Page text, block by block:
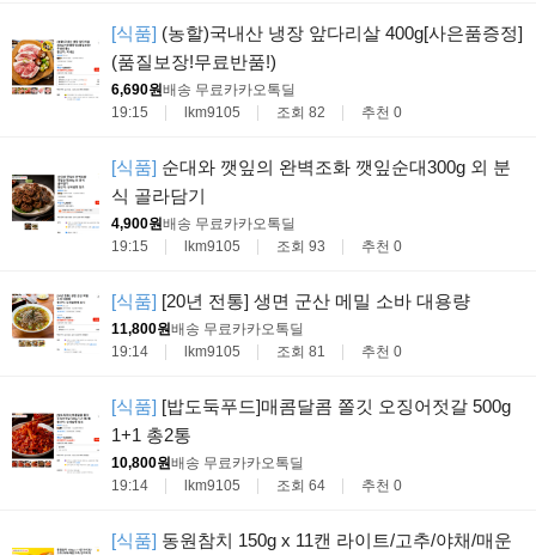
[식품] (농할)국내산 냉장 앞다리살 400g[사은품증정]
(품질보장!무료반품!)
6,690원배송 무료카카오톡딜
19:15
lkm9105 조회 82 추천 0
[식품] 순대와 깻잎의 완벽조화 깻잎순대300g 외 분
식 골라담기
4,900원배송 무료카카오톡딜
19:15
lkm9105 조회 93 추천 0
[식품] [20년 전통] 생면 군산 메밀 소바 대용량
11,800원배송 무료카카오톡딜
19:14
lkm9105 조회 81 추천 0
[식품] [밥도둑푸드]매콤달콤 쫄깃 오징어젓갈 500g
1+1 총2통
10,800원배송 무료카카오톡딜
19:14
lkm9105 조회 64 추천 0
[식품] 동원참치 150g x 11캔 라이트/고추/야채/매운